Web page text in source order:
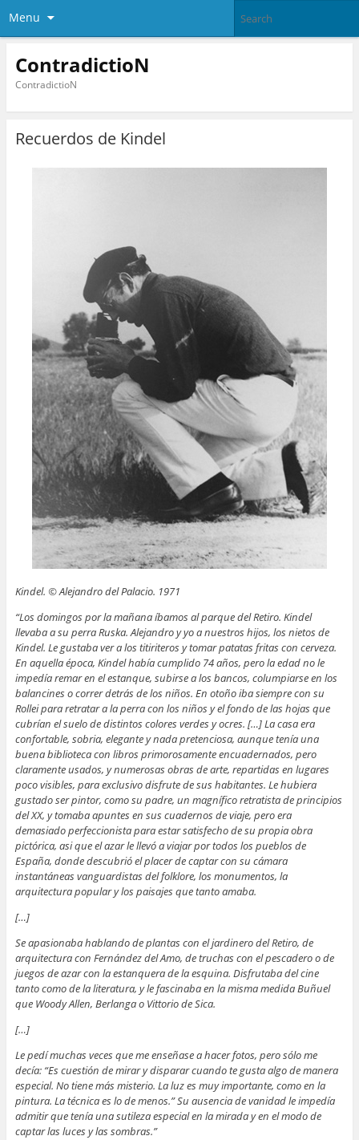
Menu
ContradictioN
ContradictioN
Recuerdos de Kindel
Kindel. © Alejandro del Palacio. 1971
“Los domingos por la mañana íbamos al parque del Retiro. Kindel
llevaba a su perra Ruska. Alejandro y yo a nuestros hijos, los nietos de
Kindel. Le gustaba ver a los titiriteros y tomar patatas fritas con cerveza.
En aquella época, Kindel había cumplido 74 años, pero la edad no le
impedía remar en el estanque, subirse a los bancos, columpiarse en los
balancines o correr detrás de los niños. En otoño iba siempre con su
Rollei para retratar a la perra con los niños y el fondo de las hojas que
cubrían el suelo de distintos colores verdes y ocres. […] La casa era
confortable, sobria, elegante y nada pretenciosa, aunque tenía una
buena biblioteca con libros primorosamente encuadernados, pero
claramente usados, y numerosas obras de arte, repartidas en lugares
poco visibles, para exclusivo disfrute de sus habitantes. Le hubiera
gustado ser pintor, como su padre, un magnífico retratista de principios
del XX, y tomaba apuntes en sus cuadernos de viaje, pero era
demasiado perfeccionista para estar satisfecho de su propia obra
pictórica, asi que el azar le llevó a viajar por todos los pueblos de
España, donde descubrió el placer de captar con su cámara
instantáneas vanguardistas del folklore, los monumentos, la
arquitectura popular y los paisajes que tanto amaba.
[…]
Se apasionaba hablando de plantas con el jardinero del Retiro, de
arquitectura con Fernández del Amo, de truchas con el pescadero o de
juegos de azar con la estanquera de la esquina. Disfrutaba del cine
tanto como de la literatura, y le fascinaba en la misma medida Buñuel
que Woody Allen, Berlanga o Vittorio de Sica.
[…]
Le pedí muchas veces que me enseñase a hacer fotos, pero sólo me
decía: “Es cuestión de mirar y disparar cuando te gusta algo de manera
especial. No tiene más misterio. La luz es muy importante, como en la
pintura. La técnica es lo de menos.” Su ausencia de vanidad le impedía
admitir que tenía una sutileza especial en la mirada y en el modo de
captar las luces y las sombras.”